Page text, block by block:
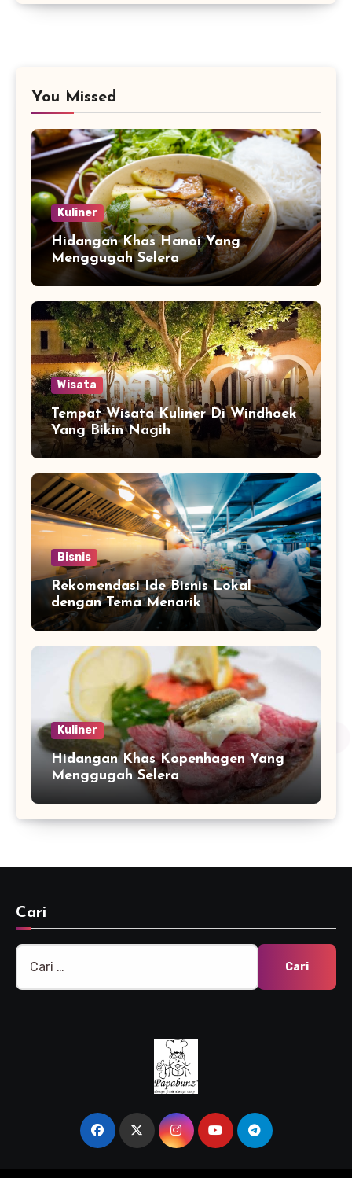
You Missed
Kuliner
Hidangan Khas Hanoi Yang
Menggugah Selera
Wisata
Tempat Wisata Kuliner Di Windhoek
Yang Bikin Nagih
Bisnis
Rekomendasi Ide Bisnis Lokal
dengan Tema Menarik
Kuliner
Hidangan Khas Kopenhagen Yang
Menggugah Selera
Cari
Cari
untuk: